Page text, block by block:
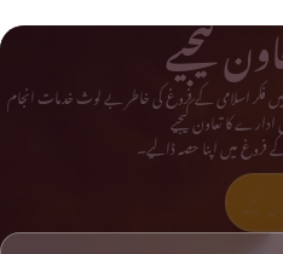
کیجیے
میں فکر اسلامی کے فروغ کی خاطر بے لوث خدمات انجام
کا تعاون کیجیے
فروغ میں اپنا حصہ ڈالیے۔